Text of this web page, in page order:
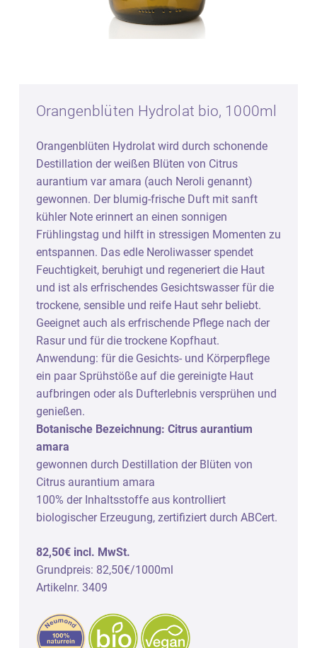
Orangenblüten Hydrolat bio, 1000ml
Orangenblüten Hydrolat wird durch schonende
Destillation der weißen Blüten von Citrus
aurantium var amara (auch Neroli genannt)
gewonnen. Der blumig-frische Duft mit sanft
kühler Note erinnert an einen sonnigen
Frühlingstag und hilft in stressigen Momenten zu
entspannen. Das edle Neroliwasser spendet
Feuchtigkeit, beruhigt und regeneriert die Haut
und ist als erfrischendes Gesichtswasser für die
trockene, sensible und reife Haut sehr beliebt.
Geeignet auch als erfrischende Pflege nach der
Rasur und für die trockene Kopfhaut.
Anwendung: für die Gesichts- und Körperpflege
ein paar Sprühstöße auf die gereinigte Haut
aufbringen oder als Dufterlebnis versprühen und
genießen.
Botanische Bezeichnung: Citrus aurantium
amara
gewonnen durch Destillation der Blüten von
Citrus aurantium amara
100% der Inhaltsstoffe aus kontrolliert
biologischer Erzeugung, zertifiziert durch ABCert.
82,50€ incl. MwSt.
Grundpreis: 82,50€/1000ml
Artikelnr. 3409